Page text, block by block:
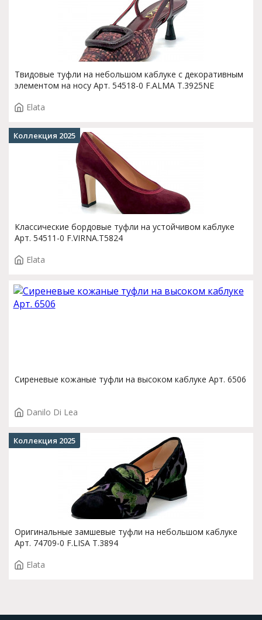
Твидовые туфли на небольшом каблуке с декоративным
элементом на носу Арт. 54518-0 F.ALMA T.3925NE
Elata
Классические бордовые туфли на устойчивом каблуке
Арт. 54511-0 F.VIRNA.T5824
Elata
Коллекция 2025
Сиреневые кожаные туфли на высоком каблуке Арт. 6506
Danilo Di Lea
Оригинальные замшевые туфли на небольшом каблуке
Арт. 74709-0 F.LISA T.3894
Elata
Коллекция 2025